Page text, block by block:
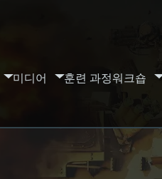
미디어 훈련 과정워크숍